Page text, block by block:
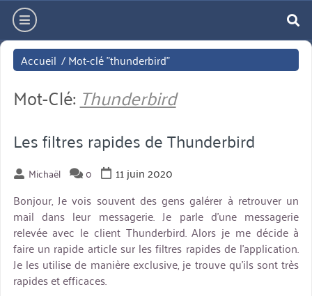
Aller
directement
au
contenu
hamburger
Accueil /Mot-clé "thunderbird"
Mot-Clé: Thunderbird
Les filtres rapides de Thunderbird
Michaël 0
11 juin 2020
Bonjour, Je vois souvent des gens galérer à retrouver un
mail dans leur messagerie. Je parle d’une messagerie
relevée avec le client Thunderbird. Alors je me décide à
faire un rapide article sur les filtres rapides de l’application.
Je les utilise de manière exclusive, je trouve qu’ils sont très
rapides et efficaces.